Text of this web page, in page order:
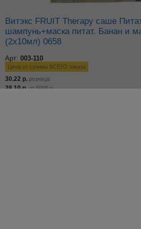
Витэкс FRUIT Therapy саше Питательный
шампунь+маска питат. Банан и
(2х10мл) 0658
Арт: 003-110
Цена от суммы ВСЕГО заказа
30.22 р. розница
28.10р.от5000р.